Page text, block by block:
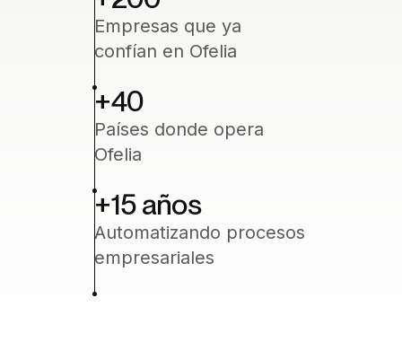
Empresas que ya
confían en Ofelia
+40
Países donde opera
Ofelia
+15‍ años
Automatizando procesos
empresariales